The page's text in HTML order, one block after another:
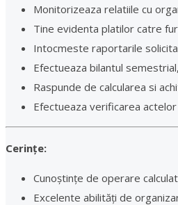
Monitorizeaza relatiile cu
Tine evidenta platilor catre
Intocmeste raportarile
Efectueaza bilantul
Raspunde de calcularea si
Efectueaza verificarea
Cerințe:
Cunoștințe de operare
Excelente abilități de